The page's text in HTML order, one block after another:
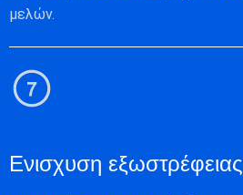
μελών.
Ενισχυση εξωστρέφειας